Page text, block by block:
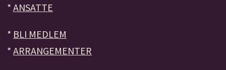
* ANSATTE
* BLI MEDLEM
* ARRANGEMENTER